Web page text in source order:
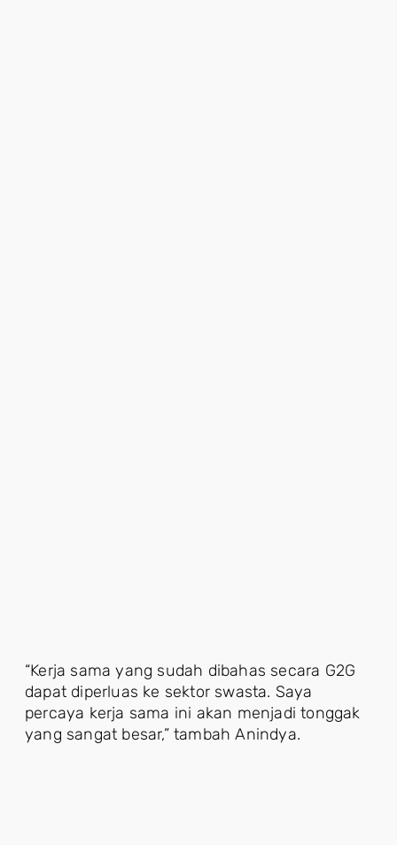
“Kerja sama yang sudah dibahas secara G2G
dapat diperluas ke sektor swasta. Saya
percaya kerja sama ini akan menjadi tonggak
yang sangat besar,” tambah Anindya.